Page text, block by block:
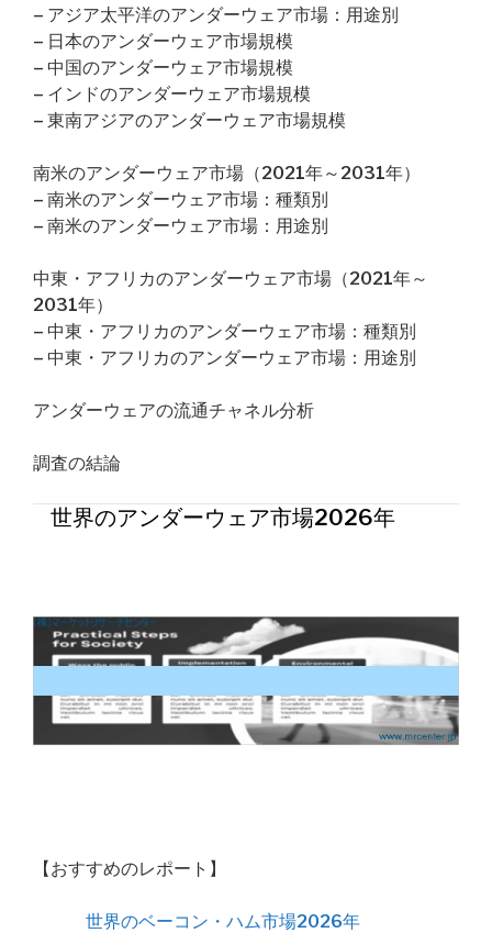
– アジア太平洋のアンダーウェア市場：用途別
– 日本のアンダーウェア市場規模
– 中国のアンダーウェア市場規模
– インドのアンダーウェア市場規模
– 東南アジアのアンダーウェア市場規模
南米のアンダーウェア市場（2021年～2031年）
– 南米のアンダーウェア市場：種類別
– 南米のアンダーウェア市場：用途別
中東・アフリカのアンダーウェア市場（2021年～
2031年）
– 中東・アフリカのアンダーウェア市場：種類別
– 中東・アフリカのアンダーウェア市場：用途別
アンダーウェアの流通チャネル分析
調査の結論
世界のアンダーウェア市場2026年
【おすすめのレポート】
世界のベーコン・ハム市場2026年